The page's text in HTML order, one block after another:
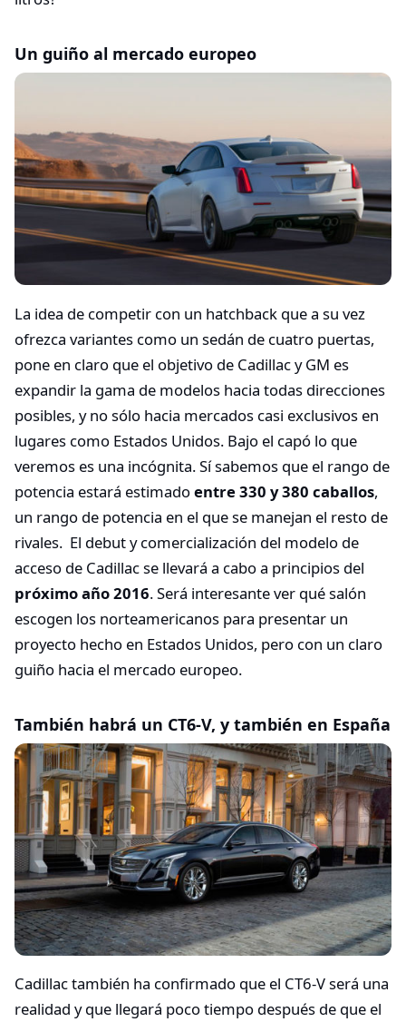
Un guiño al mercado europeo
La idea de competir con un hatchback que a su vez
ofrezca variantes como un sedán de cuatro puertas,
pone en claro que el objetivo de Cadillac y GM es
expandir la gama de modelos hacia todas direcciones
posibles, y no sólo hacia mercados casi exclusivos en
lugares como Estados Unidos. Bajo el capó lo que
veremos es una incógnita. Sí sabemos que el rango de
potencia estará estimadoentre 330 y 380 caballos,
un rango de potencia en el que se manejan el resto de
rivales. El debut y comercialización del modelo de
acceso de Cadillac se llevará a cabo a principios del
próximo año 2016. Será interesante ver qué salón
escogen los norteamericanos para presentar un
proyecto hecho en Estados Unidos, pero con un claro
guiño hacia el mercado europeo.
También habrá un CT6-V, y también en España
Cadillac también ha confirmado que el CT6-V será una
realidad y que llegará poco tiempo después de que el